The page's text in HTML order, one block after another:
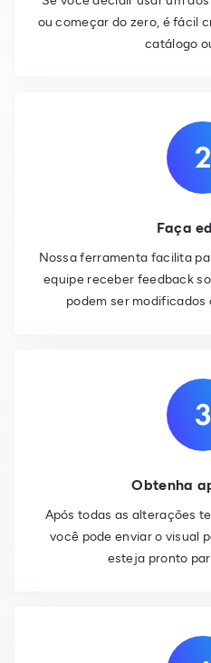
ou começar do zero, é fácil
catálogo
Faça
Nossa ferramenta facilita
equipe receber feedback
podem ser
Obtenha
Após todas as alterações
você pode enviar o visual
esteja pronto